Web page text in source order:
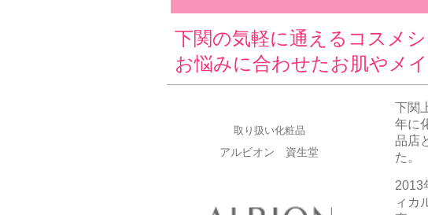
下関の気軽に通えるコスメ
お悩みに合わせたお肌やメ
取り扱い化粧品
アルビオン 資生堂
下関
年に
品店
た。
2013
ィカ